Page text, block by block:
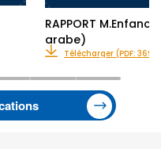
RAPPORT
arabe)
Télécharger (PDF: